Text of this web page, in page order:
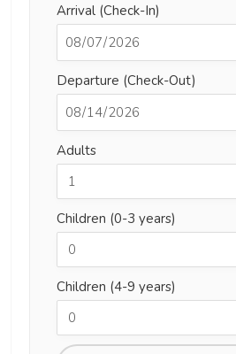
Arrival (Check-In)
Departure (Check-Out)
Adults
Children (0-3 years)
Children (4-9 years)